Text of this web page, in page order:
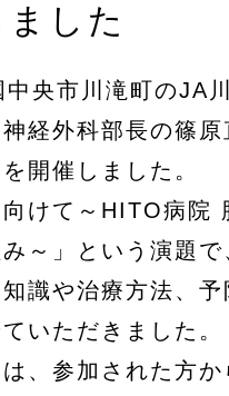
した
央市川滝町のJA
経外科部長の篠原
開催しました。
向けて～HITO病院
～」という演題で
識や治療方法、予
いただきました。
、参加された方か